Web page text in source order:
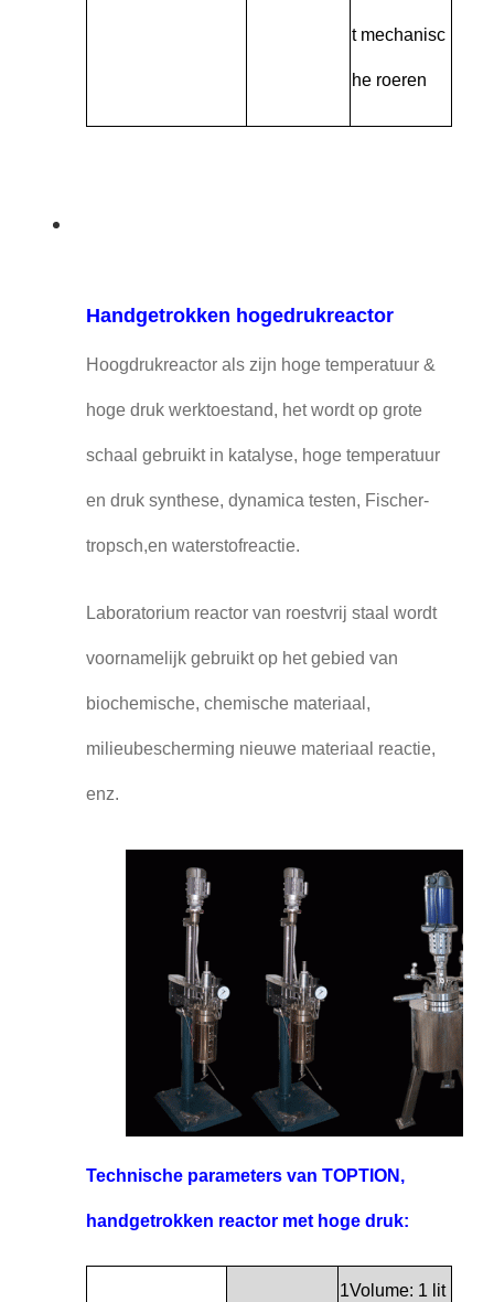
t mechanisc
he roeren
Handgetrokken hogedrukreactor
Hoogdrukreactor als zijn hoge temperatuur &
hoge druk werktoestand, het wordt op grote
schaal gebruikt in katalyse, hoge temperatuur
en druk synthese, dynamica testen, Fischer-
tropsch,en waterstofreactie.
Laboratorium reactor van roestvrij staal wordt
voornamelijk gebruikt op het gebied van
biochemische, chemische materiaal,
milieubescherming nieuwe materiaal reactie,
enz.
Technische parameters van TOPTION,
handgetrokken reactor met hoge druk:
1Volume: 1 lit